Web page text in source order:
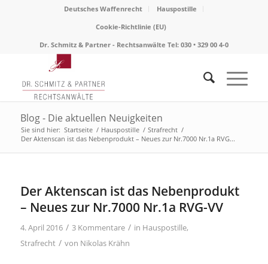
Deutsches Waffenrecht
Hauspostille
Cookie-Richtlinie (EU)
Dr. Schmitz & Partner - Rechtsanwälte Tel: 030 • 329 00 4-0
Blog - Die aktuellen Neuigkeiten
Sie sind hier: Startseite / Hauspostille / Strafrecht /
Der Aktenscan ist das Nebenprodukt – Neues zur Nr.7000 Nr.1a RVG...
Der Aktenscan ist das Nebenprodukt
– Neues zur Nr.7000 Nr.1a RVG-VV
4. April 2016 / 3 Kommentare / in Hauspostille,
Strafrecht / von Nikolas Krähn